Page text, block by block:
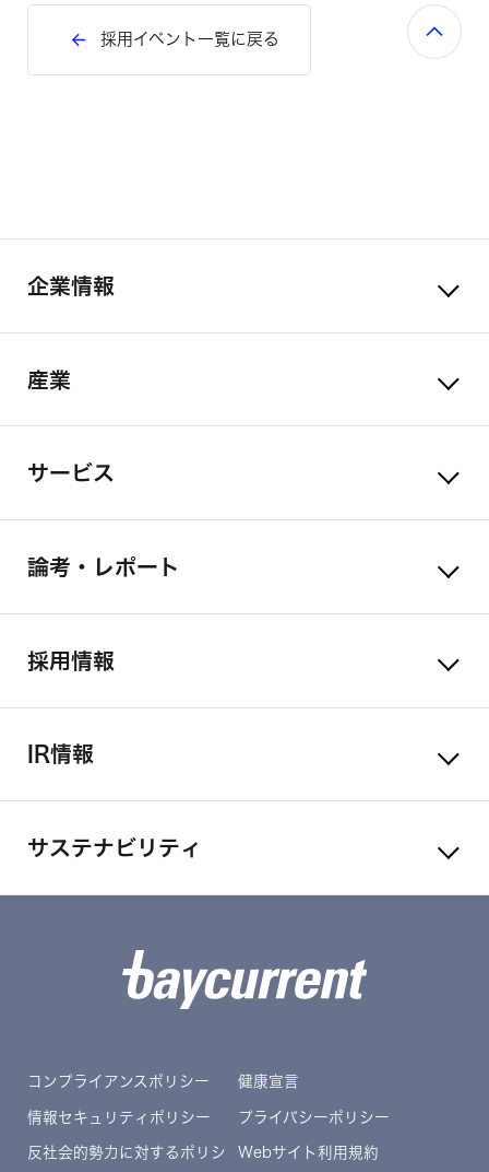
採用イベント一覧に戻る
企業情報
産業
サービス
論考・レポート
採用情報
IR情報
サステナビリティ
コンプライアンスポリシー 健康宣言
情報セキュリティポリシー プライバシーポリシー
反社会的勢力に対するポリシ
Webサイト利用規約